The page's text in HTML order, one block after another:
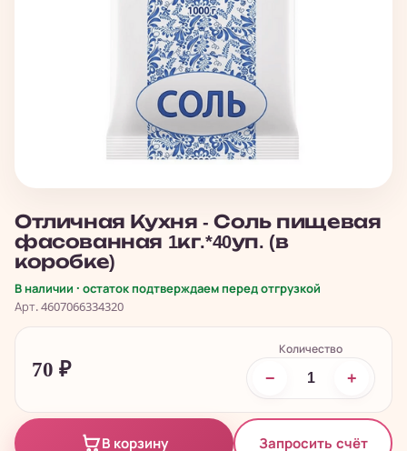
Отличная Кухня - Соль пищевая
фасованная 1кг.*40уп. (в
коробке)
В наличии · остаток подтверждаем перед отгрузкой
Арт. 4607066334320
70 ₽
Количество
− +
В корзину Запросить счёт